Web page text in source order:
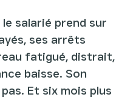
salarié prend sur
ses arrêts
fatigué, distrait,
baisse. Son
Et six mois plus